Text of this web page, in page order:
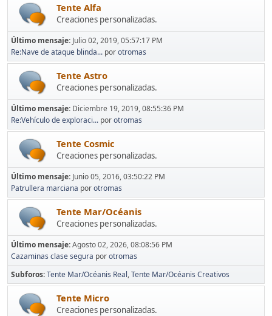
Tente Alfa
Creaciones personalizadas.
Último mensaje: Julio 02, 2019, 05:57:17 PM
Re:Nave de ataque blinda... porotromas
Tente Astro
Creaciones personalizadas.
Último mensaje: Diciembre 19, 2019, 08:55:36 PM
Re:Vehículo de exploraci... porotromas
Tente Cosmic
Creaciones personalizadas.
Último mensaje: Junio 05, 2016, 03:50:22 PM
Patrullera marciana porotromas
Tente Mar/Océanis
Creaciones personalizadas.
Último mensaje:Agosto 02, 2026, 08:08:56 PM
Cazaminas clase segura porotromas
Subforos Tente Mar/Océanis Real Tente Mar/Océanis Creativos
Tente Micro
Creaciones personalizadas.